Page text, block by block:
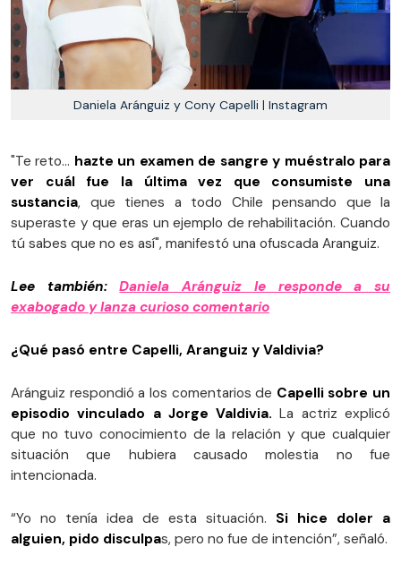
Daniela Aránguiz y Cony Capelli | Instagram
"Te reto... hazte un examen de sangre y muéstralo para
ver cuál fue la última vez que consumiste una
sustancia, que tienes a todo Chile pensando que la
superaste y que eras un ejemplo de rehabilitación. Cuando
tú sabes que no es así", manifestó una ofuscada Aranguiz.
Lee también:Daniela Aránguiz le responde a su
exabogado y lanza curioso comentario
¿Qué pasó entre Capelli, Aranguiz y Valdivia?
Aránguiz respondió a los comentarios de Capelli sobre un
episodio vinculado a Jorge Valdivia. La actriz explicó
que no tuvo conocimiento de la relación y que cualquier
situación que hubiera causado molestia no fue
intencionada.
“Yo no tenía idea de esta situación. Si hice doler a
alguien, pido disculpas, pero no fue de intención”, señaló.